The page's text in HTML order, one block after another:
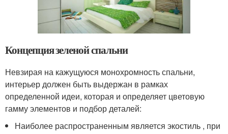
Концепция зеленой спальни
Невзирая на кажущуюся монохромность спальни,
интерьер должен быть выдержан в рамках
определенной идеи, которая и определяет цветовую
гамму элементов и подбор деталей:
Наиболее распространенным является экостиль , при